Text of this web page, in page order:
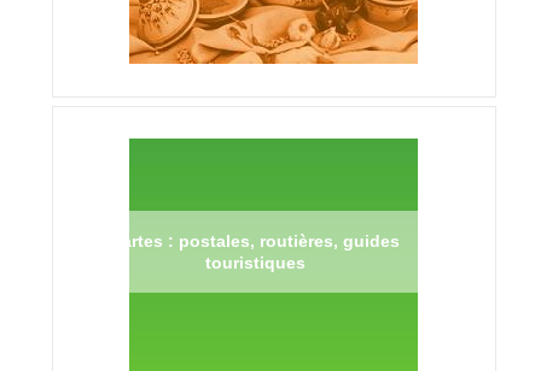
Cartes : postales, routières, guides
touristiques